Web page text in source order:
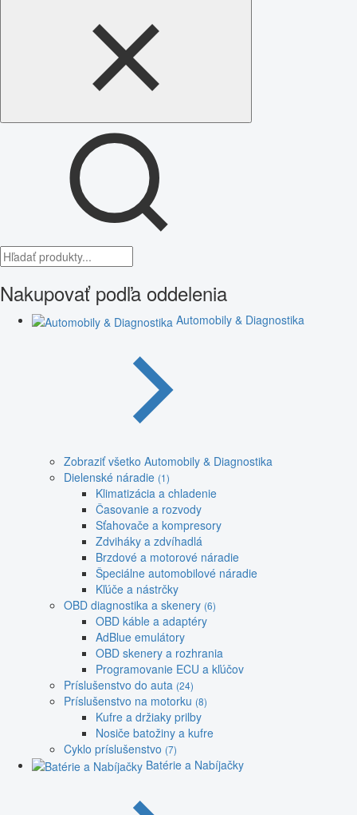
Nakupovať podľa oddelenia
Automobily & Diagnostika
Zobraziť všetko Automobily & Diagnostika
Dielenské náradie (1)
Klimatizácia a chladenie
Časovanie a rozvody
Sťahovače a kompresory
Zdviháky a zdvíhadlá
Brzdové a motorové náradie
Špeciálne automobilové náradie
Kľúče a nástrčky
OBD diagnostika a skenery (6)
OBD káble a adaptéry
AdBlue emulátory
OBD skenery a rozhrania
Programovanie ECU a kľúčov
Príslušenstvo do auta (24)
Príslušenstvo na motorku (8)
Kufre a držiaky prilby
Nosiče batožiny a kufre
Cyklo príslušenstvo (7)
Batérie a Nabíjačky